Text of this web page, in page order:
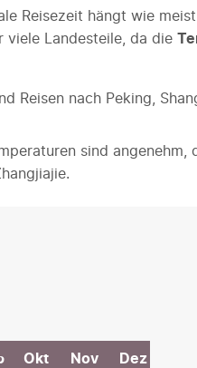
Reisezeit hängt wie
viele Landesteile, da die
Reisen nach Peking,
sind angenehm,
Okt Nov Dez